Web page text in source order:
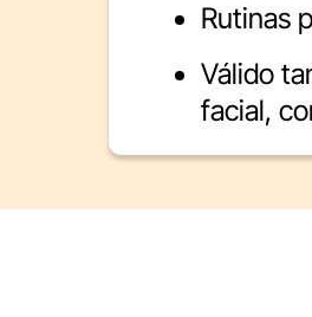
Rutinas
Válido
facial,